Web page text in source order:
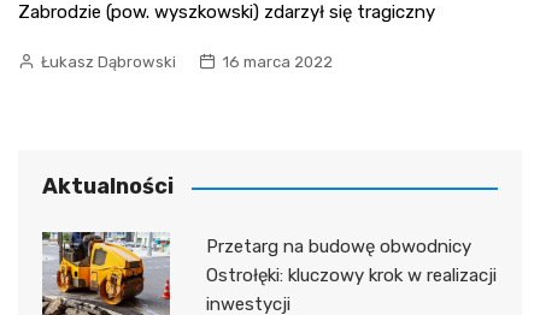
Zabrodzie (pow. wyszkowski) zdarzył się tragiczny
Łukasz Dąbrowski 16 marca 2022
Aktualności
Przetarg na budowę obwodnicy
Ostrołęki: kluczowy krok w realizacji
inwestycji